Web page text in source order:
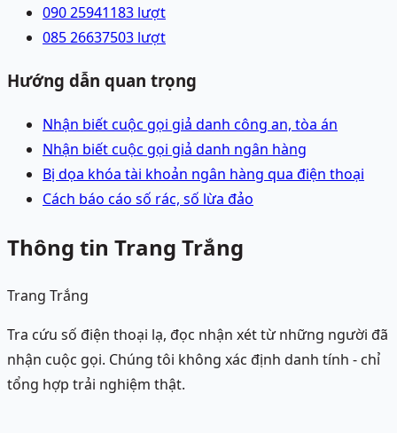
090 25941183 lượt
085 26637503 lượt
Hướng dẫn quan trọng
Nhận biết cuộc gọi giả danh công an, tòa án
Nhận biết cuộc gọi giả danh ngân hàng
Bị dọa khóa tài khoản ngân hàng qua điện thoại
Cách báo cáo số rác, số lừa đảo
Thông tin Trang Trắng
Trang Trắng
Tra cứu số điện thoại lạ, đọc nhận xét từ những người đã
nhận cuộc gọi. Chúng tôi không xác định danh tính - chỉ
tổng hợp trải nghiệm thật.